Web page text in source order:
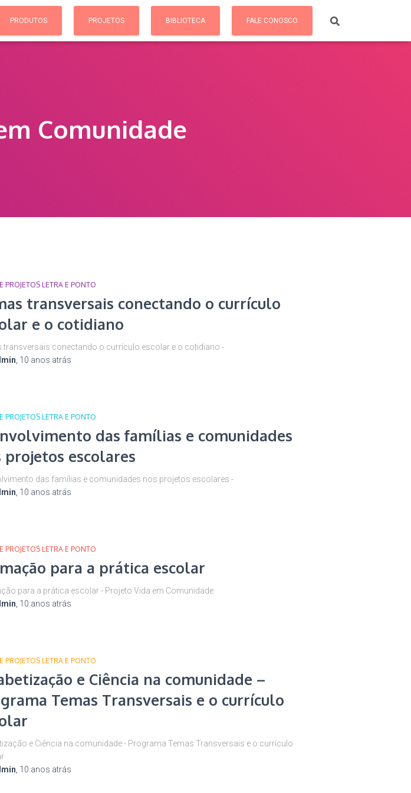
PRODUTOS PROJETOS BIBLIOTECA FALE CONOSCO
Comunidade
PROJETOS LETRA E PONTO
transversais conectando o currículo
e o cotidiano
transversais conectando o currículo escolar e o cotidiano -
10 anos atrás
PROJETOS LETRA E PONTO
das famílias e comunidades
projetos escolares
das famílias e comunidades nos projetos escolares -
10 anos atrás
PROJETOS LETRA E PONTO
para a prática escolar
para a prática escolar - Projeto Vida em Comunidade
10 anos atrás
PROJETOS LETRA E PONTO
e Ciência na comunidade –
Temas Transversais e o currículo
e Ciência na comunidade - Programa Temas Transversais e o currículo
10 anos atrás